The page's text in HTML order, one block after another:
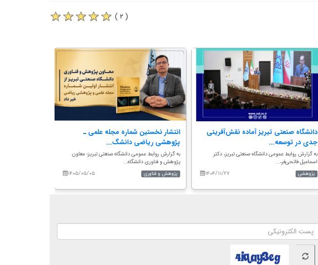
( ۲ )
انتشار نخستین شماره مجله علمی ـ
پژوهشی ریاضی دانشگ...
به گزارش روابط عمومی دانشگاه صنعتی تبریز؛ معاون
پژوهش و فناوری دانشگاه...
۱۴۰۵/۰۵/۰۵
پژوهش و فناوری
دانشگاه صنعتی تبریز آماده نقش‌آفرینی
جدی در توسعه...
به گزارش روابط عمومی دانشگاه صنعتی تبریز، دکتر
اسماعیل فاتحی‌فر،...
۱۴۰۴/۱۱/۲۷
پژوهشی